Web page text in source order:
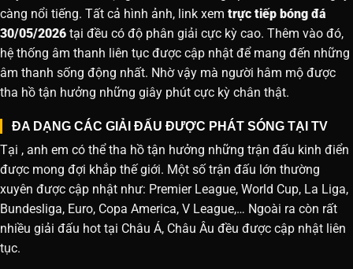
càng nổi tiếng. Tất cả hình ảnh, link xem trực tiếp bóng đá
30/05/2026 tại đều có độ phân giải cực kỳ cao. Thêm vào đó,
hệ thống âm thanh liên tục được cập nhật để mang đến những
âm thanh sống động nhất. Nhờ vậy mà người hâm mộ được
tha hồ tận hưởng những giây phút cực kỳ chân thật.
ĐA DẠNG CÁC GIẢI ĐẤU ĐƯỢC PHÁT SÓNG TẠI TV
Tại , anh em có thể tha hồ tận hưởng những trận đấu kinh điển
được mong đợi khắp thế giới. Một số trận đấu lớn thường
xuyên được cập nhật như: Premier League, World Cup, La Liga,
Bundesliga, Euro, Copa America, V League,… Ngoài ra còn rất
nhiều giải đấu hot tại Châu Á, Châu Âu đều được cập nhật liên
tục.